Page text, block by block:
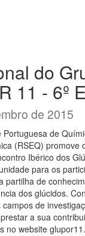
do
11 - 6º
de 2015
de
(RSEQ) promove
Ibérico dos
para os
de
dos glúcidos.
de
a sua
no website